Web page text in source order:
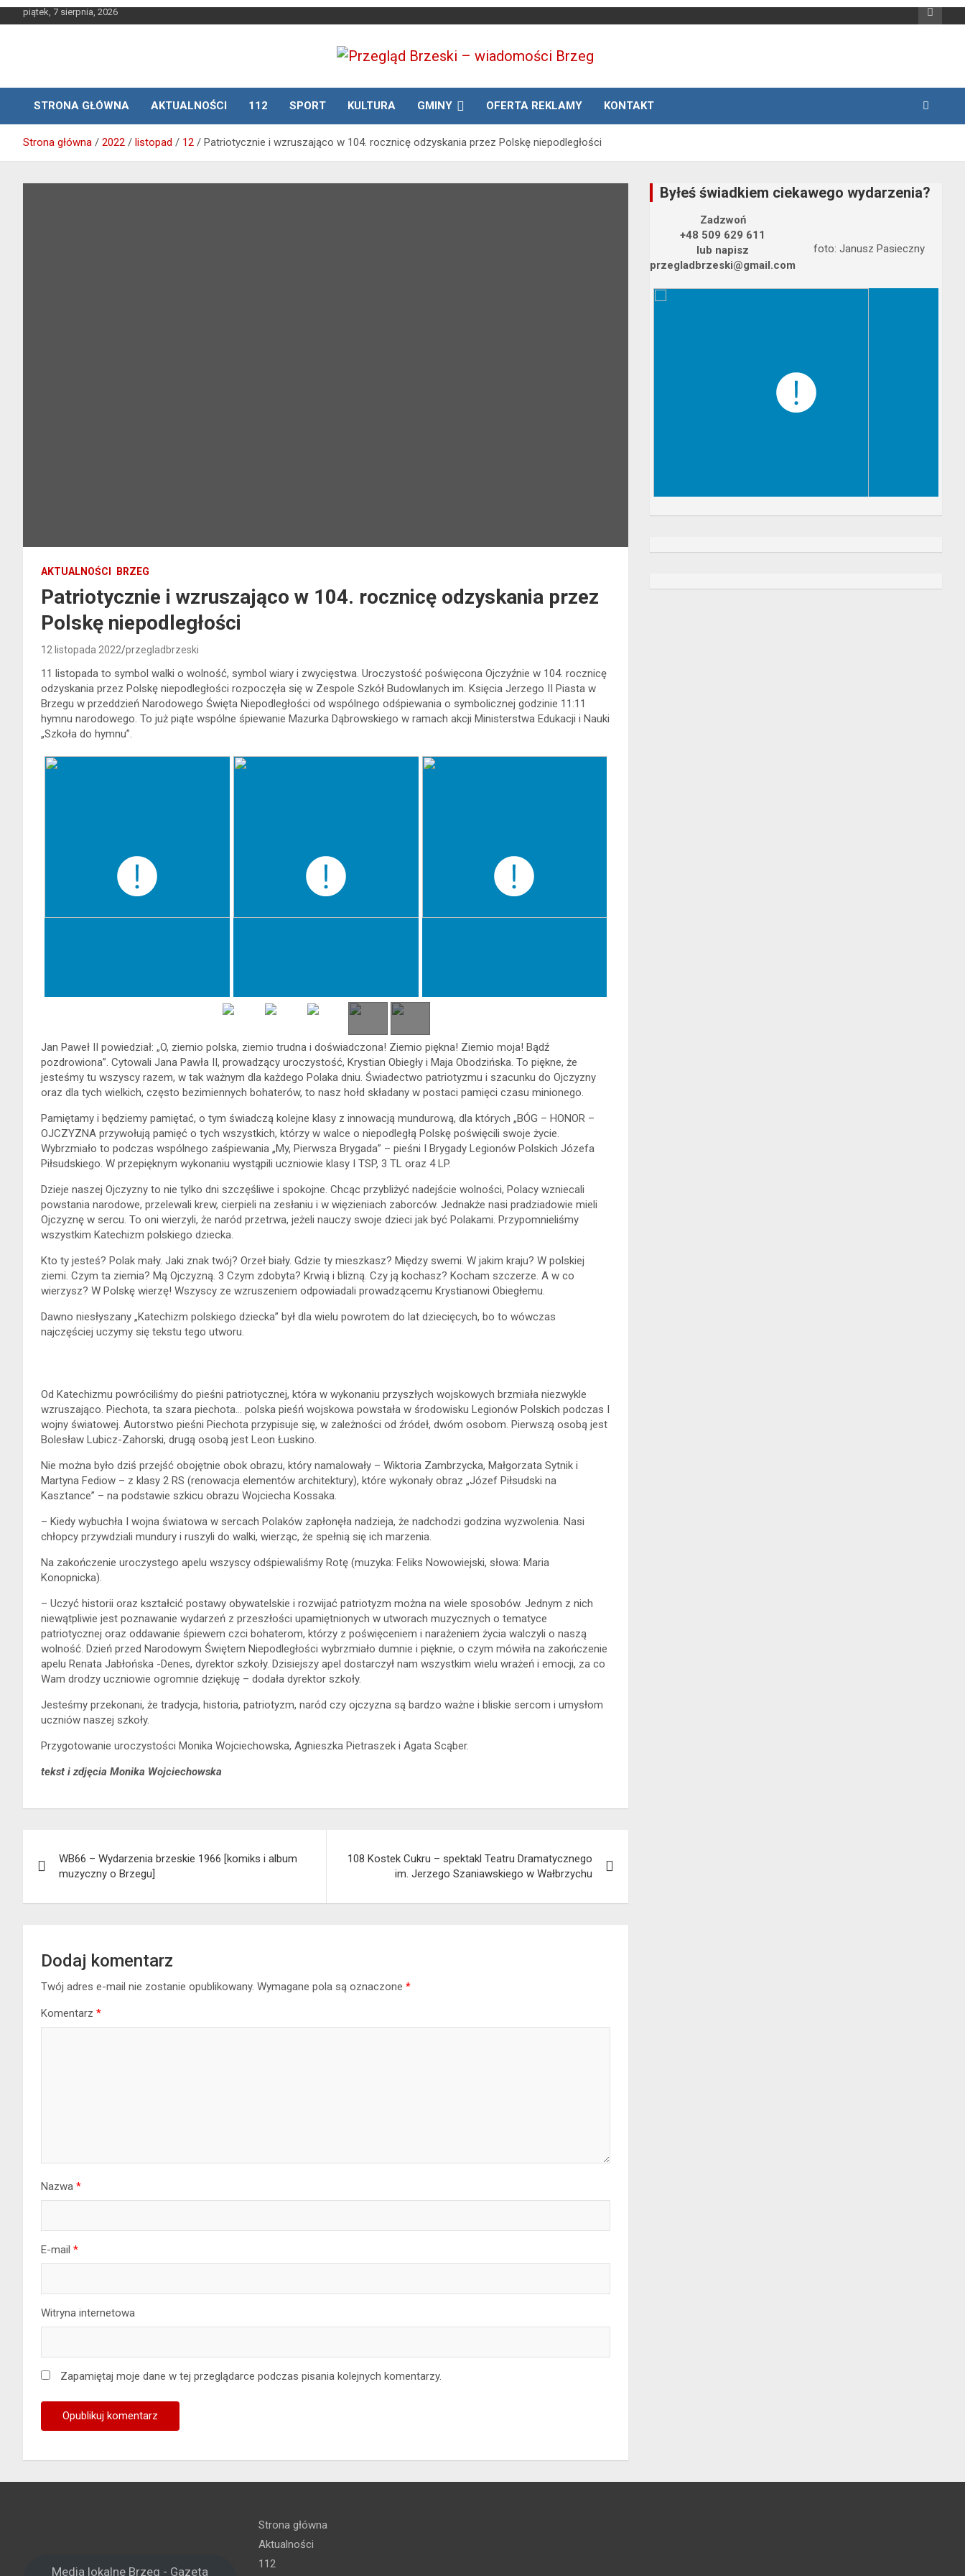
Skip
to
piątek, 7 sierpnia, 2026
Przegląd Brzeski –
wiadomości Brzeg
Brzeg24
STRONA GŁÓWNA
AKTUALNOŚCI 112 SPORT KULTURA GMINY OFERTA REKLAMY KONTAKT
Strona główna 2022 listopad 12 Patriotycznie i wzruszająco w 104. rocznicę odzyskania przez Polskę niepodległości
AKTUALNOŚCI BRZEG
Patriotycznie i wzruszająco w 104. rocznicę odzyskania przez
Polskę niepodległości
12 listopada 2022 przegladbrzeski
11 listopada to symbol walki o wolność, symbol wiary i zwycięstwa. Uroczystość poświęcona Ojczyźnie w 104. rocznicę
odzyskania przez Polskę niepodległości rozpoczęła się w Zespole Szkół Budowlanych im. Księcia Jerzego II Piasta w
Brzegu w przeddzień Narodowego Święta Niepodległości od wspólnego odśpiewania o symbolicznej godzinie 11:11
hymnu narodowego. To już piąte wspólne śpiewanie Mazurka Dąbrowskiego w ramach akcji Ministerstwa Edukacji i Nauki
„Szkoła do hymnu”.
Jan Paweł II powiedział: „O, ziemio polska, ziemio trudna i doświadczona! Ziemio piękna! Ziemio moja! Bądź
pozdrowiona”. Cytowali Jana Pawła II, prowadzący uroczystość, Krystian Obiegły i Maja Obodzińska. To piękne, że
jesteśmy tu wszyscy razem, w tak ważnym dla każdego Polaka dniu. Świadectwo patriotyzmu i szacunku do Ojczyzny
oraz dla tych wielkich, często bezimiennych bohaterów, to nasz hołd składany w postaci pamięci czasu minionego.
Pamiętamy i będziemy pamiętać, o tym świadczą kolejne klasy z innowacją mundurową, dla których „BÓG – HONOR –
OJCZYZNA przywołują pamięć o tych wszystkich, którzy w walce o niepodległą Polskę poświęcili swoje życie.
Wybrzmiało to podczas wspólnego zaśpiewania „My, Pierwsza Brygada” – pieśni I Brygady Legionów Polskich Józefa
Piłsudskiego. W przepięknym wykonaniu wystąpili uczniowie klasy I TSP, 3 TL oraz 4 LP.
Dzieje naszej Ojczyzny to nie tylko dni szczęśliwe i spokojne. Chcąc przybliżyć nadejście wolności, Polacy wzniecali
powstania narodowe, przelewali krew, cierpieli na zesłaniu i w więzieniach zaborców. Jednakże nasi pradziadowie mieli
Ojczyznę w sercu. To oni wierzyli, że naród przetrwa, jeżeli nauczy swoje dzieci jak być Polakami. Przypomnieliśmy
wszystkim Katechizm polskiego dziecka.
Kto ty jesteś? Polak mały. Jaki znak twój? Orzeł biały. Gdzie ty mieszkasz? Między swemi. W jakim kraju? W polskiej
ziemi. Czym ta ziemia? Mą Ojczyzną. 3 Czym zdobyta? Krwią i blizną. Czy ją kochasz? Kocham szczerze. A w co
wierzysz? W Polskę wierzę! Wszyscy ze wzruszeniem odpowiadali prowadzącemu Krystianowi Obiegłemu.
Dawno niesłyszany „Katechizm polskiego dziecka” był dla wielu powrotem do lat dziecięcych, bo to wówczas
najczęściej uczymy się tekstu tego utworu.
Od Katechizmu powróciliśmy do pieśni patriotycznej, która w wykonaniu przyszłych wojskowych brzmiała niezwykle
wzruszająco. Piechota, ta szara piechota… polska pieśń wojskowa powstała w środowisku Legionów Polskich podczas I
wojny światowej. Autorstwo pieśni Piechota przypisuje się, w zależności od źródeł, dwóm osobom. Pierwszą osobą jest
Bolesław Lubicz-Zahorski, drugą osobą jest Leon Łuskino.
Nie można było dziś przejść obojętnie obok obrazu, który namalowały – Wiktoria Zambrzycka, Małgorzata Sytnik i
Martyna Fediow – z klasy 2 RS (renowacja elementów architektury), które wykonały obraz „Józef Piłsudski na
Kasztance” – na podstawie szkicu obrazu Wojciecha Kossaka.
– Kiedy wybuchła I wojna światowa w sercach Polaków zapłonęła nadzieja, że nadchodzi godzina wyzwolenia. Nasi
chłopcy przywdziali mundury i ruszyli do walki, wierząc, że spełnią się ich marzenia.
Na zakończenie uroczystego apelu wszyscy odśpiewaliśmy Rotę (muzyka: Feliks Nowowiejski, słowa: Maria
Konopnicka).
– Uczyć historii oraz kształcić postawy obywatelskie i rozwijać patriotyzm można na wiele sposobów. Jednym z nich
niewątpliwie jest poznawanie wydarzeń z przeszłości upamiętnionych w utworach muzycznych o tematyce
patriotycznej oraz oddawanie śpiewem czci bohaterom, którzy z poświęceniem i narażeniem życia walczyli o naszą
wolność. Dzień przed Narodowym Świętem Niepodległości wybrzmiało dumnie i pięknie, o czym mówiła na zakończenie
apelu Renata Jabłońska -Denes, dyrektor szkoły. Dzisiejszy apel dostarczył nam wszystkim wielu wrażeń i emocji, za co
Wam drodzy uczniowie ogromnie dziękuję – dodała dyrektor szkoły.
Jesteśmy przekonani, że tradycja, historia, patriotyzm, naród czy ojczyzna są bardzo ważne i bliskie sercom i umysłom
uczniów naszej szkoły.
Przygotowanie uroczystości Monika Wojciechowska, Agnieszka Pietraszek i Agata Scąber.
tekst i zdjęcia Monika Wojciechowska
wpisu
WB66 – Wydarzenia brzeskie 1966 [komiks i album
muzyczny o Brzegu]
108 Kostek Cukru – spektakl Teatru Dramatycznego
im. Jerzego Szaniawskiego w Wałbrzychu
Dodaj komentarz
Twój adres e-mail nie zostanie opublikowany. Wymagane pola są oznaczone *
Komentarz *
Nazwa *
E-mail *
Witryna internetowa
Zapamiętaj moje dane w tej przeglądarce podczas pisania kolejnych komentarzy.
Byłeś świadkiem ciekawego wydarzenia?
Zadzwoń
+48 509 629 611
lub napisz
przegladbrzeski@gmail.com
foto: Janusz Pasieczny
Media lokalne Brzeg - Gazeta
Strona główna
Aktualności
112